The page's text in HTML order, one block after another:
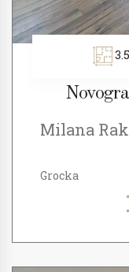
3.5
Milana
Grocka